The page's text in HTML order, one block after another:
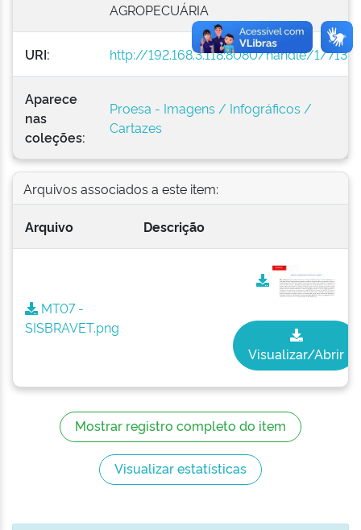
AGROPECUÁRIA
URI: http://192.168.3.118:8080/handle/1/713
Aparece
nas
coleções:
Proesa - Imagens / Infográficos /
Cartazes
Arquivos associados a este item:
Arquivo Descrição
MT07 -
SISBRAVET.png
Visualizar/Abrir
Mostrar registro completo do item
Visualizar estatísticas